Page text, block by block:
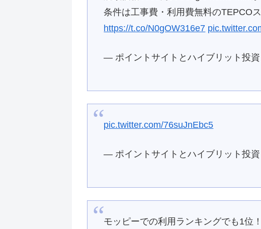
条件は工事費・利用費無料のTEPCO
https://t.co/N0gOW316e7
— ポイントサイトとハイブリット投
pic.twitter.com/76suJnEbc5
— ポイントサイトとハイブリット投
モッピーでの利用ランキングでも1位